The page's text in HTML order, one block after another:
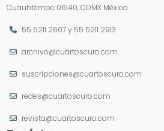
Cuauhtémoc 06140, CDMX México.
55 5211 2607y 55 5211 2913
archivo@cuartoscuro.com
suscripciones@cuartoscuro.com
redes@cuartoscuro.com
revista@cuartoscuro.com